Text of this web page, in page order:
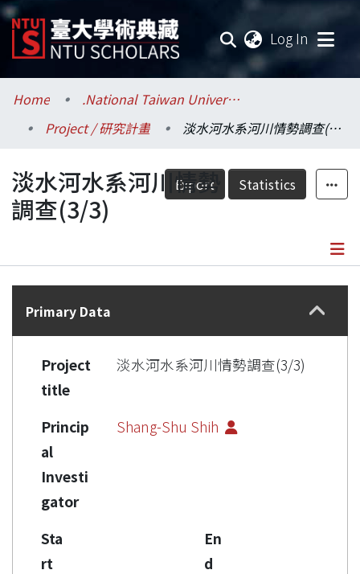
Log In
Communities & Collections
Research Outputs
Fundings & Projects
Researchers
Statistics
Home
.National Taiwan University / 國立臺灣大學
Project / 研究計畫
淡水河水系河川情勢調查(3/3)
Export Statistics
淡水河水系河川情勢
調查(3/3)
Details
Primary Data
Project
title
淡水河水系河川情勢調查(3/3)
Princip
al
Investi
gator
Shang-Shu Shih
Sta
rt
En
d